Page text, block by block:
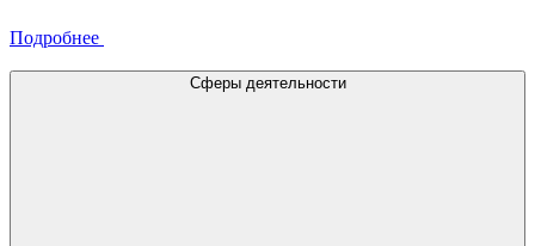
Подробнее
Сферы деятельности